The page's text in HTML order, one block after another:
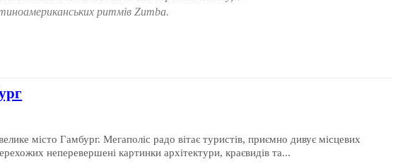
ритмів Zumba.
місто Гамбург. Мегаполіс радо вітає туристів, приємно дивує місцевих
неперевершені картинки архітектури, краєвидів та...